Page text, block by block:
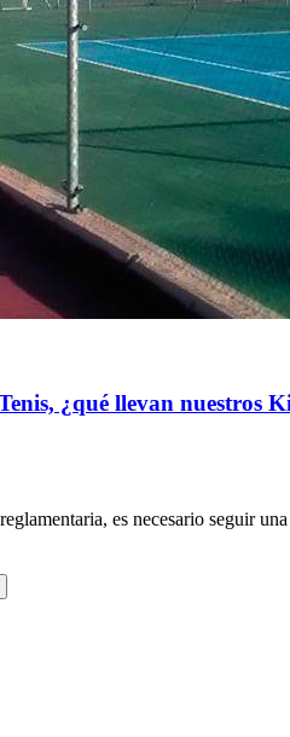
¿qué llevan nuestros
es necesario seguir